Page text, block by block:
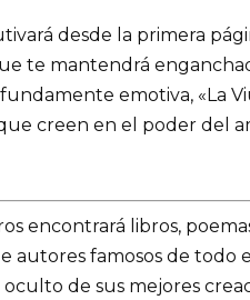
desde la primera
te mantendrá
emotiva, «La
creen en el poder del
encontrará libros,
autores famosos de todo
de sus mejores